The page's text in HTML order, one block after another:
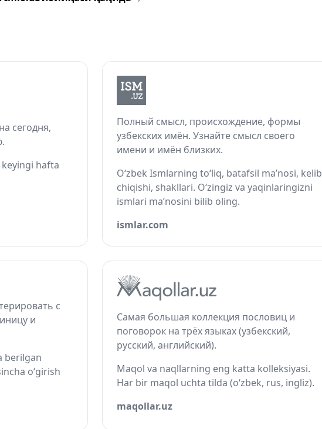
сегодня,
hafta
Полный смысл, происхождение, формы
узбекских имён. Узнайте смысл своего
имени и имён близких.
O‘zbek Ismlarning to‘liq, batafsil ma’nosi, kelib
chiqishi, shakllari. O‘zingiz va yaqinlaringizni
ismlari ma’nosini bilib oling.
ismlar.com
с
и
berilgan
o‘girish
Самая большая коллекция пословиц и
поговорок на трёх языках (узбекский,
русский, английский).
Maqol va naqllarning eng katta kolleksiyasi.
Har bir maqol uchta tilda (o‘zbek, rus, ingliz).
maqollar.uz